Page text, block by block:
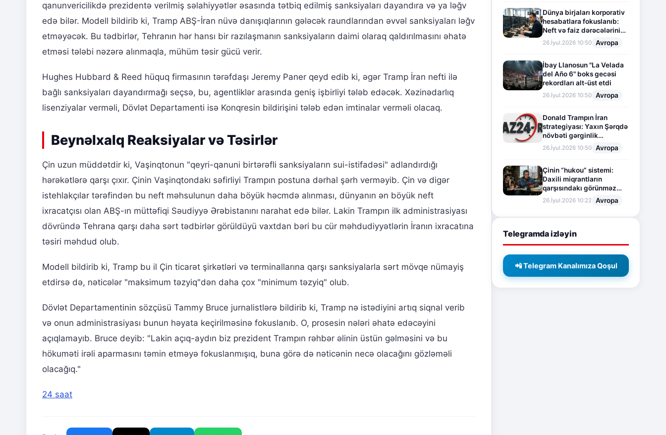
qanunvericilikdə prezidentə verilmiş səlahiyyətlər əsasında tətbiq edilmiş sanksiyaları dayandıra və ya ləğv
edə bilər. Modell bildirib ki, Tramp ABŞ-İran nüvə danışıqlarının gələcək raundlarından əvvəl sanksiyaları ləğv
etməyəcək. Bu tədbirlər, Tehranın hər hansı bir razılaşmanın sanksiyaların daimi olaraq qaldırılmasını əhatə
etməsi tələbi nəzərə alınmaqla, mühüm təsir gücü verir.
Hughes Hubbard & Reed hüquq firmasının tərəfdaşı Jeremy Paner qeyd edib ki, əgər Tramp İran nefti ilə
bağlı sanksiyaları dayandırmağı seçsə, bu, agentliklər arasında geniş işbirliyi tələb edəcək. Xəzinədarlıq
lisenziyalar verməli, Dövlət Departamenti isə Konqresin bildirişini tələb edən imtinalar verməli olacaq.
Beynəlxalq Reaksiyalar və Təsirlər
Çin uzun müddətdir ki, Vaşinqtonun "qeyri-qanuni birtərəfli sanksiyaların sui-istifadəsi" adlandırdığı
hərəkətlərə qarşı çıxır. Çinin Vaşinqtondakı səfirliyi Trampın postuna dərhal şərh verməyib. Çin və digər
istehlakçılar tərəfindən bu neft məhsulunun daha böyük həcmdə alınması, dünyanın ən böyük neft
ixracatçısı olan ABŞ-ın müttəfiqi Səudiyyə Ərəbistanını narahat edə bilər. Lakin Trampın ilk administrasiyası
dövründə Tehrana qarşı daha sərt tədbirlər görüldüyü vaxtdan bəri bu cür məhdudiyyətlərin İranın ixracatına
təsiri məhdud olub.
Modell bildirib ki, Tramp bu il Çin ticarət şirkətləri və terminallarına qarşı sanksiyalarla sərt mövqe nümayiş
etdirsə də, nəticələr "maksimum təzyiq"dən daha çox "minimum təzyiq" olub.
Dövlət Departamentinin sözçüsü Tammy Bruce jurnalistlərə bildirib ki, Tramp nə istədiyini artıq siqnal verib
və onun administrasiyası bunun həyata keçirilməsinə fokuslanıb. O, prosesin nələri əhatə edəcəyini
açıqlamayıb. Bruce deyib: "Lakin açıq-aydın biz prezident Trampın rəhbər əlinin üstün gəlməsini və bu
hökuməti irəli aparmasını təmin etməyə fokuslanmışıq, buna görə də nəticənin necə olacağını gözləməli
olacağıq."
24 saat
Dünya birjaları korporativ
hesabatlara fokuslanıb:
Neft və faiz dərəcələrinin
təsiri altında cari vəziyyət
26.İyul.2026 10:50 Avropa
İbay Llanosun "La Velada
del Año 6" boks gecəsi
rekordları alt-üst etdi
26.İyul.2026 10:50 Avropa
Donald Trampın İran
strategiyası: Yaxın Şərqdə
növbəti gərginlik
mərhələsi
26.İyul.2026 10:50 Avropa
Çinin “hukou” sistemi:
Daxili miqrantların
qarşısındakı görünməz
sədd
26.İyul.2026 10:22 Avropa
Telegramda izləyin
📲 Telegram Kanalımıza Qoşul